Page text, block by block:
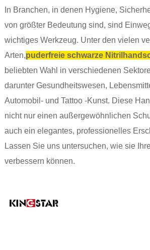
In Branchen, in denen Hygiene,
von größter Bedeutung sind, sind
wichtiges Werkzeug. Unter den vielen
Arten,puderfreie schwarze
beliebten Wahl in verschiedenen
darunter Gesundheitswesen,
Automobil- und Tattoo -Kunst. Diese
nicht nur einen außergewöhnlichen
auch ein elegantes, professionelles
Lassen Sie uns untersuchen, wie sie
verbessern können.